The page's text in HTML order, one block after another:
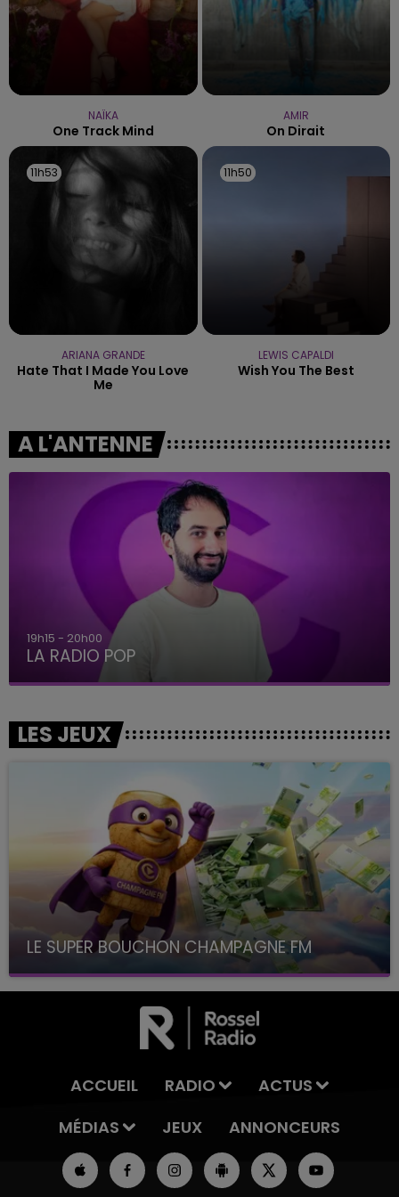
NAÏKA
One Track Mind
AMIR
On Dirait
11h53
11h53
ARIANA GRANDE
Hate That I Made You Love
Me
11h50
11h50
LEWIS CAPALDI
Wish You The Best
A L'ANTENNE
19h15 - 20h00
LA RADIO POP
LES JEUX
LE SUPER BOUCHON CHAMPAGNE FM
avec La Famille Champagne FM, à 8H10
ACCUEIL RADIO
ACTUS
MÉDIAS
JEUX ANNONCEURS